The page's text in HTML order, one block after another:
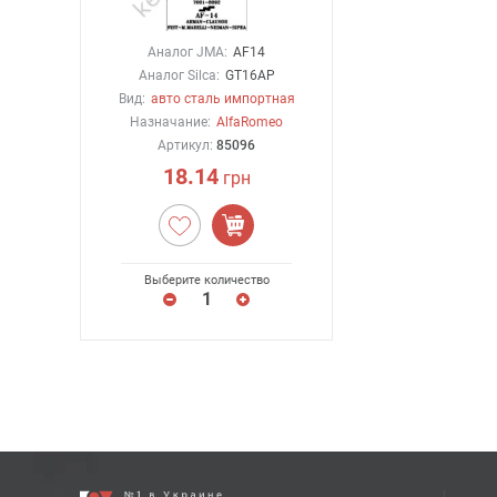
Аналог JMA: AF14
Аналог Silca: GT16AP
Вид: авто сталь импортная
Назначание: AlfaRomeo
Артикул: 85096
18.14грн
Выберите количество